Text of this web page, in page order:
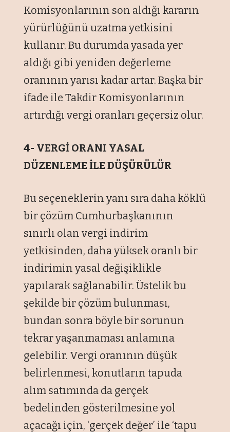
Komisyonlarının son aldığı kararın
yürürlüğünü uzatma yetkisini
kullanır. Bu durumda yasada yer
aldığı gibi yeniden değerleme
oranının yarısı kadar artar. Başka bir
ifade ile Takdir Komisyonlarının
artırdığı vergi oranları geçersiz olur.
4- VERGİ ORANI YASAL
DÜZENLEME İLE DÜŞÜRÜLÜR
Bu seçeneklerin yanı sıra daha köklü
bir çözüm Cumhurbaşkanının
sınırlı olan vergi indirim
yetkisinden, daha yüksek oranlı bir
indirimin yasal değişiklikle
yapılarak sağlanabilir. Üstelik bu
şekilde bir çözüm bulunması,
bundan sonra böyle bir sorunun
tekrar yaşanmaması anlamına
gelebilir. Vergi oranının düşük
belirlenmesi, konutların tapuda
alım satımında da gerçek
bedelinden gösterilmesine yol
açacağı için, ‘gerçek değer’ ile ‘tapu